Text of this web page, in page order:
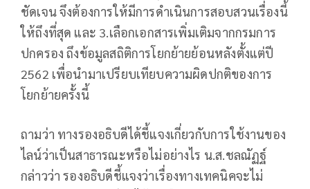
ชัดเจน จึงต้องการให้มีการดำเนินการสอบสวนเรื่องนี้
ให้ถึงที่สุด และ 3.เลือกเอกสารเพิ่มเติมจากกรมการ
ปกครอง ถึงข้อมูลสถิติการโยกย้ายย้อนหลังตั้งแต่ปี
2562 เพื่อนำมาเปรียบเทียบความผิดปกติของการ
โยกย้ายครั้งนี้
ถามว่า ทางรองอธิบดีได้ชี้แจงเกี่ยวกับการใช้งานของ
ไลน์ว่าเป็นสาธารณะหรือไม่อย่างไร น.ส.ชลณัฏฐ์
กล่าวว่า รองอธิบดีชี้แจงว่าเรื่องทางเทคนิคจะไม่